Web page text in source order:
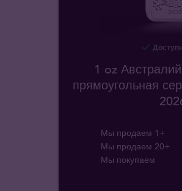
1 oz
прямоугольная
Мы продаем 1+
Мы продаем 20+
Мы покупаем